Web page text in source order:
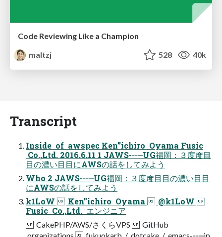
Code Reviewing Like a Champion
maltzj
528 40k
Transcript
Inside of awspec Kenʼ’ichiro Oyama Fusic
Co.,Ltd. 2016.6.11 1 JAWS-‐‑‒UG福岡：３度度⽬
目の濃い⽬目にAWSの話をしてみよう
Who 2 JAWS-‐‑‒UG福岡：３度度⽬目の濃い⽬目
にAWSの話をしてみよう
k1LoW  Kenʼ’ichiro Oyama  @k1LoW
Fusic Co.,Ltd. エンジニア
CakePHP/AWS/さくらVPS  GitHub
organizations  fukuokarb / dotcake / emacs-‐‑‒jp